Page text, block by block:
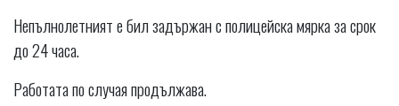
Непълнолетният е бил задържан с полицейска мярка за срок
до 24 часа.
Работата по случая продължава.